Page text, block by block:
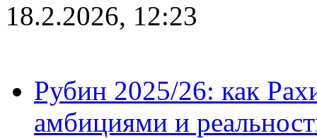
18.2.2026, 12:23
Рубин 2025/26: как
амбициями и